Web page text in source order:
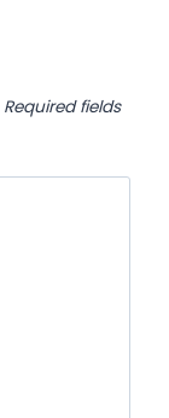
Required fields